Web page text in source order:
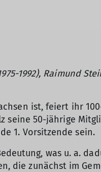
1992), Raimund
ist, feiert ihr
50-jährige
1. Vorsitzende sein.
was u. a.
die zunächst im